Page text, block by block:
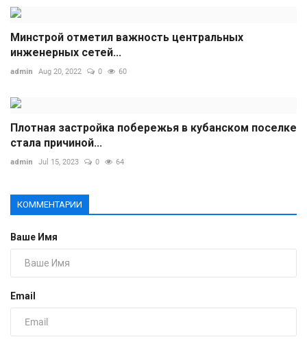
Минстрой отметил важность центральных
инженерных сетей...
admin Aug 20, 2022 0 60
Плотная застройка побережья в кубанском поселке
стала причиной...
admin Jul 15, 2023 0 64
КОММЕНТАРИИ
Ваше Имя
Email